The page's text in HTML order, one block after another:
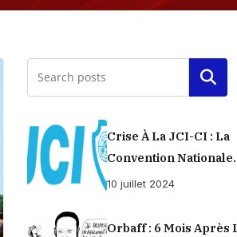
Rechercher
Crise À La JCI-CI : La
Convention Nationale
Provisoirement
10 juillet 2024
Orbaff : 6 Mois Après